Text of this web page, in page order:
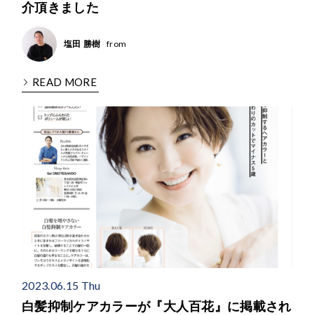
介頂きました
塩田 勝樹 from
READ MORE
2023.06.15 Thu
白髪抑制ケアカラーが『大人百花』に掲載され